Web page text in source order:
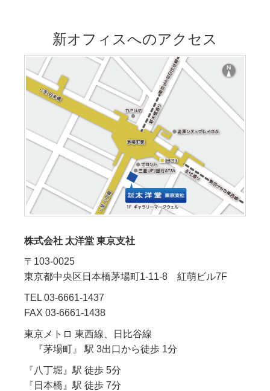
新オフィスへのアクセス
株式会社 太洋堂 東京支社
〒103-0025
東京都中央区日本橋茅場町1-11-8 紅萌ビル7F
TEL 03-6661-1437
FAX 03-6661-1438
東京メトロ 東西線、日比谷線
『茅場町』 駅 3出口から徒歩 1分
『八丁堀』駅 徒歩 5分
『日本橋』駅 徒歩 7分